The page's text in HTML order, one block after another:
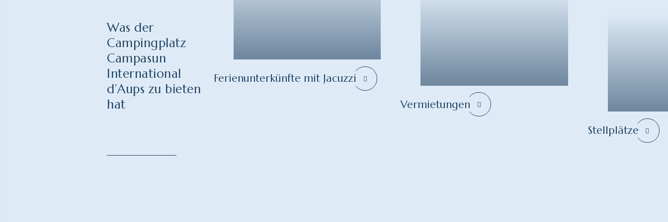
Was der
Campingplatz
Campasun
International
d’Aups zu bieten
hat
Ferienunterkünfte mit Jacuzzi
Vermietungen
Stellplätze